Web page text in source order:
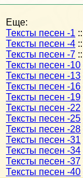
Еще:
Тексты песен -1 ::
Тексты песен -4 ::
Тексты песен -7 ::
Тексты песен -10
Тексты песен -13
Тексты песен -16
Тексты песен -19
Тексты песен -22
Тексты песен -25
Тексты песен -28
Тексты песен -31
Тексты песен -34
Тексты песен -37
Тексты песен -40